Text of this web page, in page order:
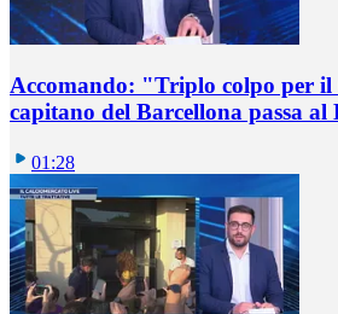
Accomando: "Triplo colpo per
capitano del Barcellona passa
01:28